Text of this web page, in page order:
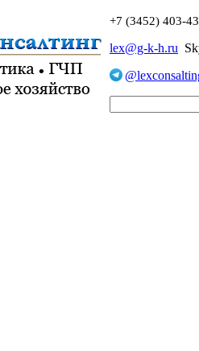
+7 (3452) 403-
lex@g-k-h.ru